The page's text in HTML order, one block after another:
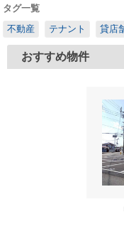
タグ一覧
不動産
テナント 貸店
おすすめ物件